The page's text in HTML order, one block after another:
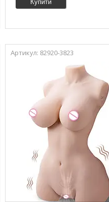
Купити
82920-3823